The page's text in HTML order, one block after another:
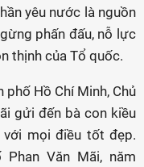
yêu nước là nguồn
phấn đấu, nỗ lực
thịnh của Tổ quốc.
phố Hồ Chí Minh, Chủ
gửi đến bà con kiều
mọi điều tốt đẹp.
Phan Văn Mãi, năm